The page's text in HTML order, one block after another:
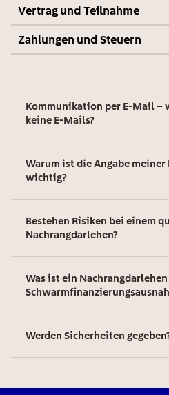
Vertrag und Teilnahme
Zahlungen und Steuern
Kommunikation per E-Mail –
keine E-Mails?
Warum ist die Angabe meiner
wichtig?
Bestehen Risiken bei einem
Nachrangdarlehen?
Was ist ein
Werden Sicherheiten